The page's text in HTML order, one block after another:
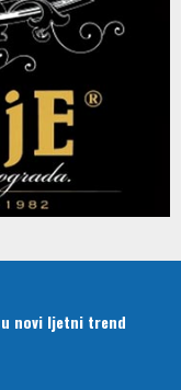
novi ljetni trend